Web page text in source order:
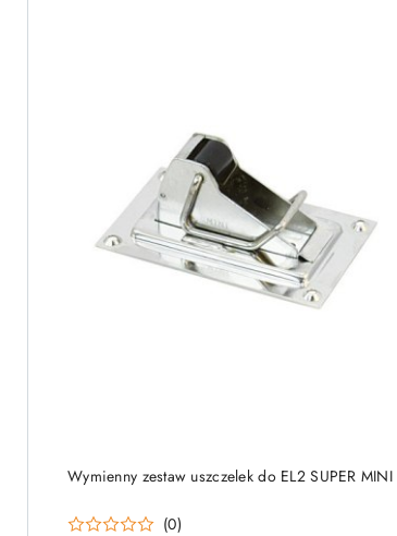
Wymienny zestaw uszczelek do EL2 SUPER MINI
(0)
DO KOSZYKA